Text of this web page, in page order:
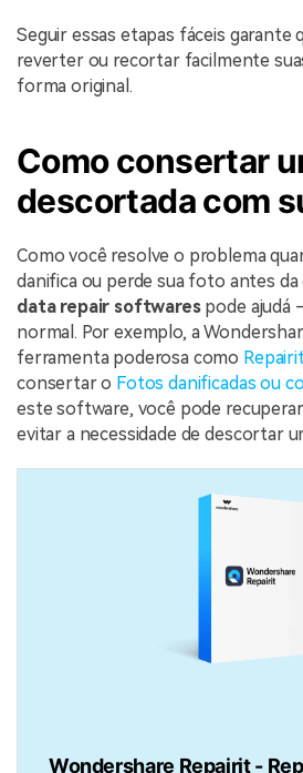
Seguir essas etapas fáceis garante
reverter ou recortar facilmente
forma original.
Como consertar
descortada com
Como você resolve o problema
danifica ou perde sua foto antes da
data repair softwarespode ajudá
normal. Por exemplo, a
ferramenta poderosa como Repairit
consertar o Fotos danificadas ou
este software, você pode
evitar a necessidade de descortar
Wondershare Repairit -